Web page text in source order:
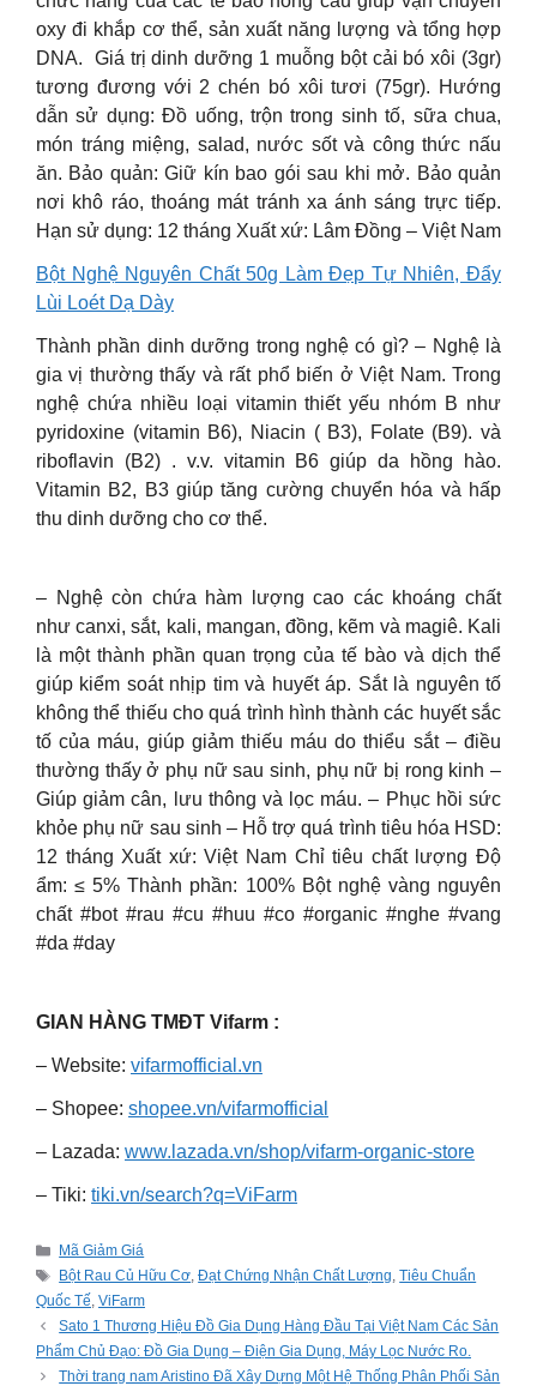
oxy đi khắp cơ thể, sản xuất năng lượng và tổng hợp
DNA. ️ Giá trị dinh dưỡng 1 muỗng bột cải bó xôi (3gr)
tương đương với 2 chén bó xôi tươi (75gr). Hướng
dẫn sử dụng: Đồ uống, trộn trong sinh tố, sữa chua,
món tráng miệng, salad, nước sốt và công thức nấu
ăn. Bảo quản: Giữ kín bao gói sau khi mở. Bảo quản
nơi khô ráo, thoáng mát tránh xa ánh sáng trực tiếp.
Hạn sử dụng: 12 tháng Xuất xứ: Lâm Đồng – Việt Nam
Bột Nghệ Nguyên Chất 50g Làm Đẹp Tự Nhiên, Đẩy
Lùi Loét Dạ Dày
Thành phần dinh dưỡng trong nghệ có gì? – Nghệ là
gia vị thường thấy và rất phổ biến ở Việt Nam. Trong
nghệ chứa nhiều loại vitamin thiết yếu nhóm B như
pyridoxine (vitamin B6), Niacin ( B3), Folate (B9). và
riboflavin (B2) . v.v. vitamin B6 giúp da hồng hào.
Vitamin B2, B3 giúp tăng cường chuyển hóa và hấp
thu dinh dưỡng cho cơ thể.
– Nghệ còn chứa hàm lượng cao các khoáng chất
như canxi, sắt, kali, mangan, đồng, kẽm và magiê. Kali
là một thành phần quan trọng của tế bào và dịch thể
giúp kiểm soát nhịp tim và huyết áp. Sắt là nguyên tố
không thể thiếu cho quá trình hình thành các huyết sắc
tố của máu, giúp giảm thiếu máu do thiểu sắt – điều
thường thấy ở phụ nữ sau sinh, phụ nữ bị rong kinh –
Giúp giảm cân, lưu thông và lọc máu. – Phục hồi sức
khỏe phụ nữ sau sinh – Hỗ trợ quá trình tiêu hóa HSD:
12 tháng Xuất xứ: Việt Nam Chỉ tiêu chất lượng Độ
ẩm: ≤ 5% Thành phần: 100% Bột nghệ vàng nguyên
chất #bot #rau #cu #huu #co #organic #nghe #vang
#da #day
GIAN HÀNG TMĐT Vifarm :
– Website: vifarmofficial.vn
– Shopee: shopee.vn/vifarmofficial
– Lazada: www.lazada.vn/shop/vifarm-organic-store
– Tiki: tiki.vn/search?q=ViFarm
Categories
Mã Giảm Giá
Tags
Bột Rau Củ Hữu Cơ,Đạt Chứng Nhận Chất Lượng,Tiêu Chuẩn
Quốc Tế, ViFarm
Sato 1 Thương Hiệu Đồ Gia Dụng Hàng Đầu Tại Việt Nam Các Sản
Phẩm Chủ Đạo: Đồ Gia Dụng – Điện Gia Dụng, Máy Lọc Nước Ro.
Thời trang nam Aristino Đã Xây Dựng Một Hệ Thống Phân Phối Sản